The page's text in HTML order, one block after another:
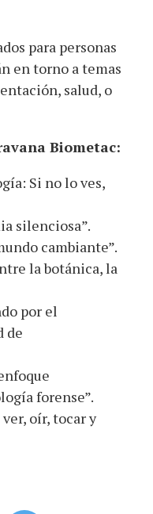
para personas
en torno a temas
salud, o
Biometac:
Si no lo ves,
silenciosa”.
cambiante”.
la botánica, la
por el
de
forense”.
oír, tocar y